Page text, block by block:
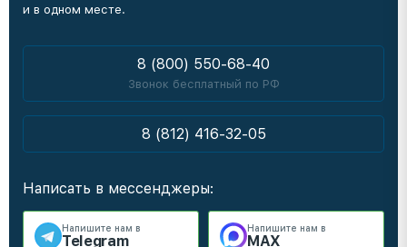
и в одном месте.
8 (800) 550-68-40
Звонок бесплатный по РФ
8 (812) 416-32-05
Написать в мессенджеры:
Напишите нам в
Telegram
Напишите нам в
MAX